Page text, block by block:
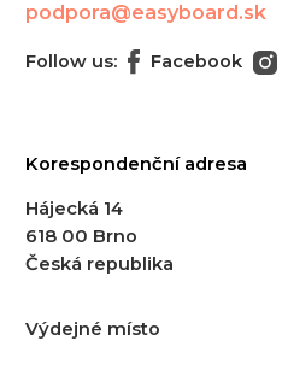
podpora@easyboard.sk
Follow us: Facebook
Korespondenční adresa
Hájecká 14
618 00 Brno
Česká republika
Výdejné místo